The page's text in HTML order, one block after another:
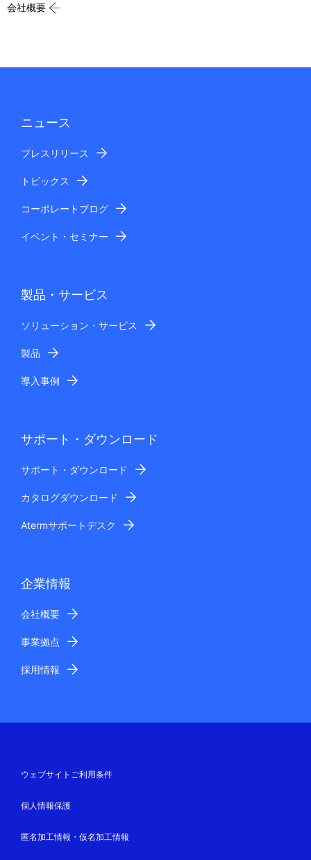
会社概要
ニュース
プレスリリース
トピックス
コーポレートブログ
イベント・セミナー
製品・サービス
ソリューション・サービス
製品
導入事例
サポート・ダウンロード
サポート・ダウンロード
カタログダウンロード
Atermサポートデスク
企業情報
会社概要
事業拠点
採用情報
ウェブサイトご利用条件
個人情報保護
匿名加工情報・仮名加工情報